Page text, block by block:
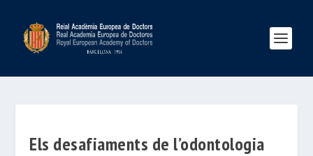
Els desafiaments de l’odontologia